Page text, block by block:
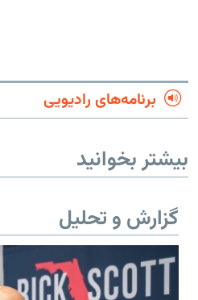
برنامه‌های رادیویی
بیشتر بخوانید
گزارش و تحلیل